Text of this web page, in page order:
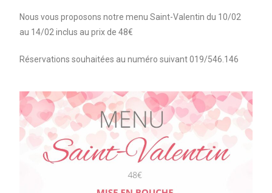
Nous vous proposons notre menu Saint-Valentin du 10/02
au 14/02 inclus au prix de 48€
Réservations souhaitées au numéro suivant 019/546.146